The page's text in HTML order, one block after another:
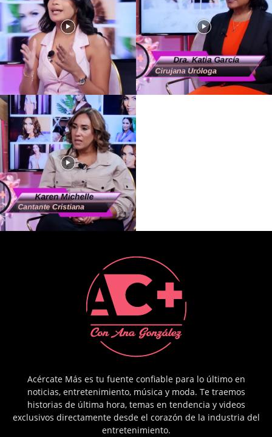
Acércate Más es tu fuente confiable para lo último en
noticias, entretenimiento, música y moda. Te traemos
historias de última hora, temas en tendencia y videos
exclusivos directamente desde el corazón de la industria del
entretenimiento.